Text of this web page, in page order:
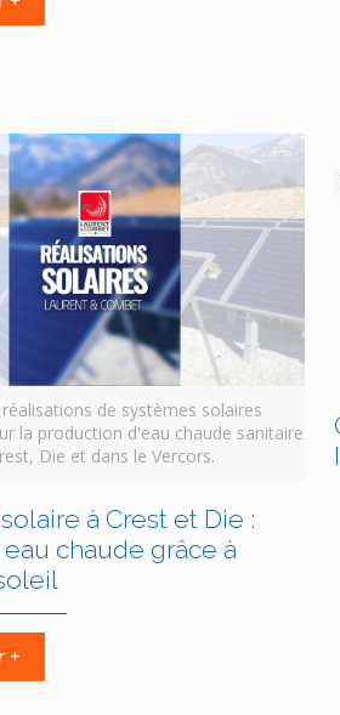
réalisations de systèmes solaires
la production d'eau chaude sanitaire
Die et dans le Vercors.
à Crest et Die :
chaude grâce à
+